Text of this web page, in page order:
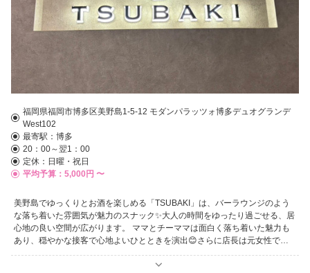
福岡県福岡市博多区美野島1-5-12 モダンパラッツォ博多デュオグランデ
West102
最寄駅： 博多
20：00～翌1：00
定休：日曜・祝日
平均予算：5,000円 〜
美野島でゆっくりとお酒を楽しめる「TSUBAKI」は、バーラウンジのよう
な落ち着いた雰囲気が魅力のスナック✨大人の時間をゆったり過ごせる、居
心地の良い空間が広がります。 ママとチーママは面白く落ち着いた魅力も
あり、穏やかな接客で心地よいひとときを演出😊さらに店長は元女性で現
在は男性として活躍するオナベで、個性豊かなメンバーとの会話も楽しみの